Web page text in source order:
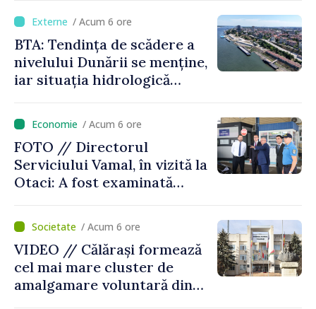
/ Acum 6 ore
BTA: Tendința de scădere a
nivelului Dunării se menține,
iar situația hidrologică
/ Acum 6 ore
FOTO // Directorul
Serviciului Vamal, în vizită la
Otaci: A fost examinată
control vamal cu un scanner
performant/ Acum 6 ore
VIDEO // Călărași formează
cel mai mare cluster de
amalgamare voluntară din